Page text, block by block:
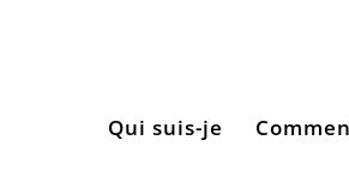
Qui suis-je